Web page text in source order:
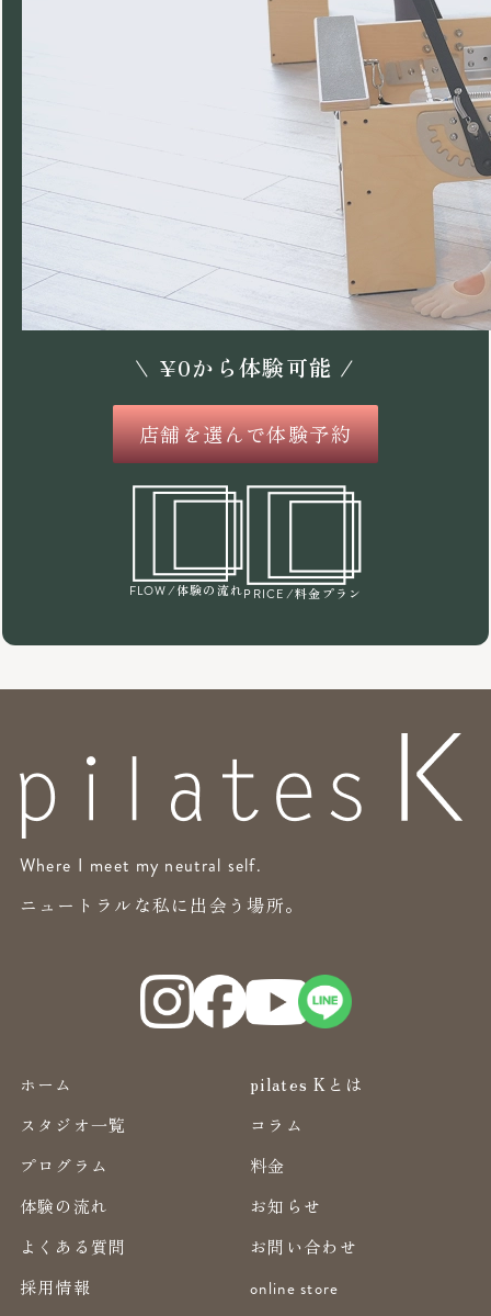
\ ¥0から体験可能 /
店舗を選んで体験予約
FLOW /体験の流れPRICE /料金プラン
Where I meet my neutral self.
ニュートラルな私に出会う場所。
ホーム
pilates Kとは
スタジオ一覧
コラム
プログラム
料金
体験の流れ
お知らせ
よくある質問
お問い合わせ
採用情報
online store